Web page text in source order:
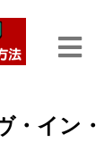
・イン・